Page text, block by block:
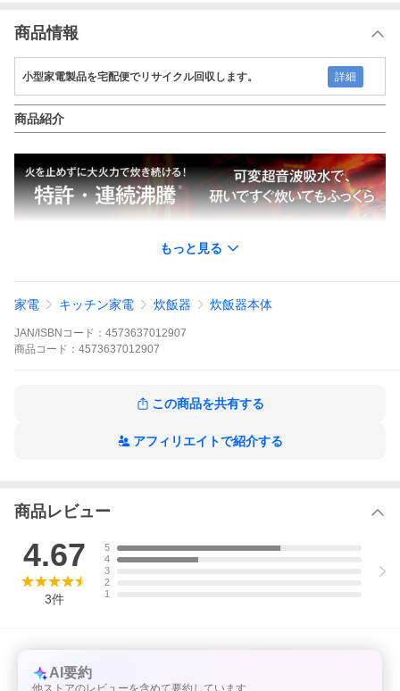
商品情報
小型家電製品を宅配便でリサイクル回収します。 詳細
商品紹介
もっと見る
家電 キッチン家電 炊飯器 炊飯器本体
JAN/ISBNコード： 4573637012907
商品 コード： 4573637012907
この商品を共有する
アフィリエイトで紹介する
商品レビュー
4.67
3件
5
4
3
2
1
AI要約